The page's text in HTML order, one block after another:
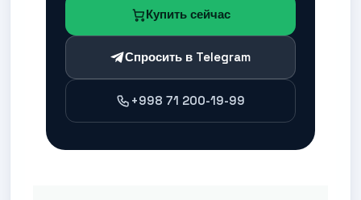
Купить сейчас
Спросить в Telegram
+998 71 200-19-99